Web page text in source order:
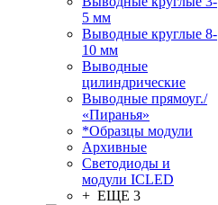
5 мм
Выводные круглые 8-
10 мм
Выводные
цилиндрические
Выводные прямоуг./
«Пиранья»
*Образцы модули
Архивные
Светодиоды и
модули ICLED
+ ЕЩЕ 3